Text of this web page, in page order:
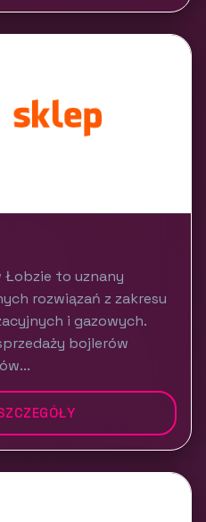
Łobzie to uznany
rozwiązań z zakresu
i gazowych.
bojlerów